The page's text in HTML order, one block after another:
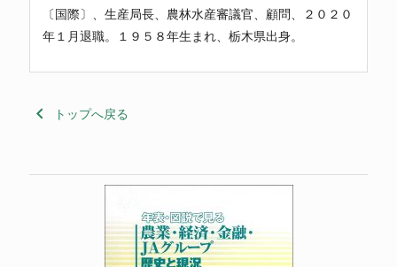
〔国際〕、生産局長、農林水産審議官、顧問、２０２０
年１月退職。１９５８年生まれ、栃木県出身。
keyboard_arrow_left トップへ戻る